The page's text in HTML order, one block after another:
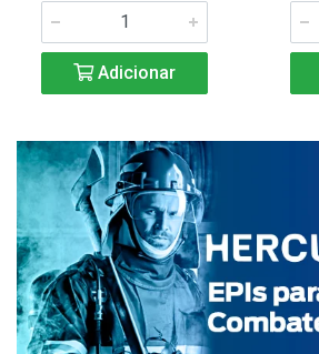
Adicionar